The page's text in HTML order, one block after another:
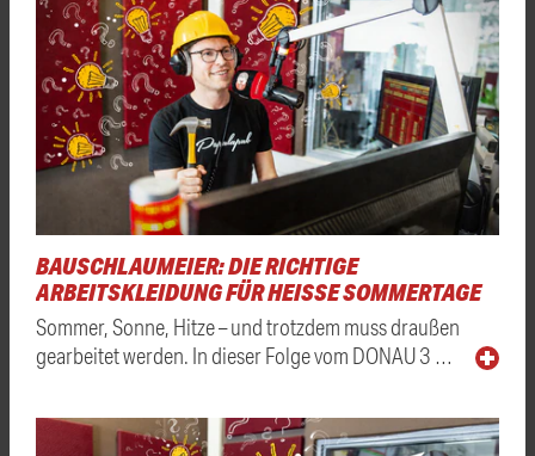
BAUSCHLAUMEIER: DIE RICHTIGE
ARBEITSKLEIDUNG FÜR HEISSE SOMMERTAGE
Sommer, Sonne, Hitze – und trotzdem muss draußen
gearbeitet werden. In dieser Folge vom DONAU 3 …